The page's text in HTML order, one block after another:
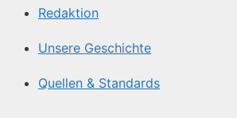
Redaktion
Unsere Geschichte
Quellen & Standards